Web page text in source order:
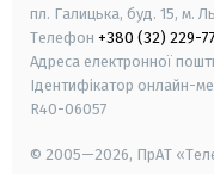
пл. Галицька, буд. 15, м.
Телефон +380 (32) 229-
Адреса електронної
Ідентифікатор онлайн-
R40-06057
© 2005—2026, ПрАТ